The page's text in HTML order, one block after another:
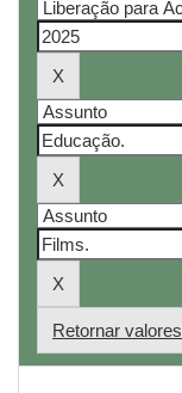
Retornar valores